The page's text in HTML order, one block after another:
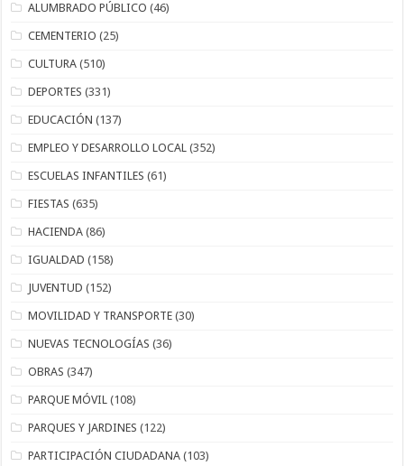
ALUMBRADO PÚBLICO (46)
CEMENTERIO (25)
CULTURA (510)
DEPORTES (331)
EDUCACIÓN (137)
EMPLEO Y DESARROLLO LOCAL (352)
ESCUELAS INFANTILES (61)
FIESTAS (635)
HACIENDA (86)
IGUALDAD (158)
JUVENTUD (152)
MOVILIDAD Y TRANSPORTE (30)
NUEVAS TECNOLOGÍAS (36)
OBRAS (347)
PARQUE MÓVIL (108)
PARQUES Y JARDINES (122)
PARTICIPACIÓN CIUDADANA (103)